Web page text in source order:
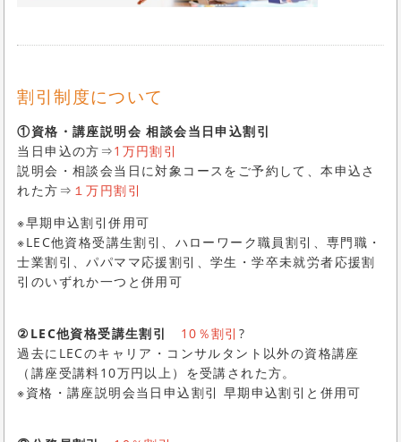
割引制度について
①資格・講座説明会 相談会当日申込割引
当日申込の方⇒1万円割引
説明会・相談会当日に対象コースをご予約して、本申込さ
れた方⇒ １万円割引
※早期申込割引併用可
※LEC他資格受講生割引、ハローワーク職員割引、専門職・
士業割引、パパママ応援割引、学生・学卒未就労者応援割
引のいずれか一つと併用可
②LEC他資格受講生割引 10％割引 ?
過去にLECのキャリア・コンサルタント以外の資格講座
（講座受講料10万円以上）を受講された方。
※資格・講座説明会当日申込割引 早期申込割引と併用可